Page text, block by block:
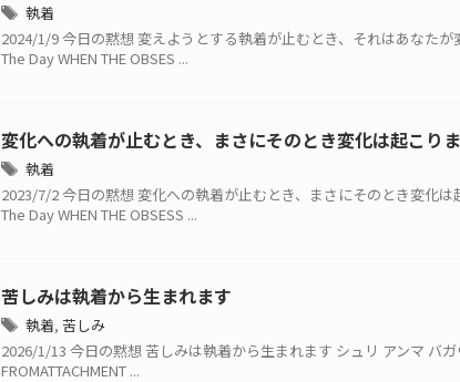
執着
2024/1/9 今日の黙想 変えようとする執着が止むとき、それはあなた
The Day WHEN THE OBSES ...
変化への執着が止むとき、まさにそのとき変化は起こりま
執着
2023/7/2 今日の黙想 変化への執着が止むとき、まさにそのとき変化
The Day WHEN THE OBSESS ...
苦しみは執着から生まれます
執着, 苦しみ
2026/1/13 今日の黙想 苦しみは執着から生まれます シュリ アンマ バガ
FROMATTACHMENT ...